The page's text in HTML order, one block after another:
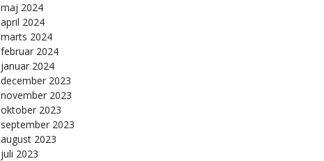
maj 2024
april 2024
marts 2024
februar 2024
januar 2024
december 2023
november 2023
oktober 2023
september 2023
august 2023
juli 2023